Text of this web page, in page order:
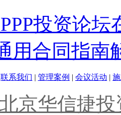
投资论坛
用合同指
联系我们 | 管理案例 | 会议活动 |
京华信捷